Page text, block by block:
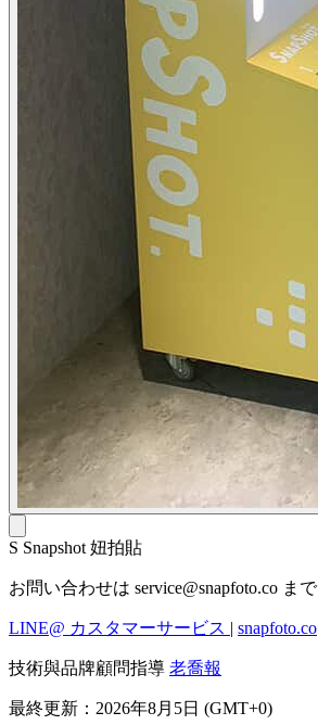
S Snapshot 妞拍貼
お問い合わせは service@snapfoto.co まで
LINE@ カスタマーサービス | snapfoto.co
技術與品牌顧問指導 老喬報
最終更新：2026年8月5日 (GMT+0)